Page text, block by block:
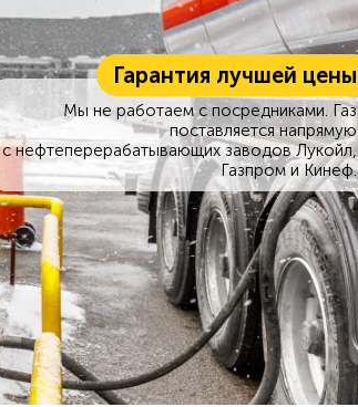
Гарантия лучшей цены
Мы не работаем с посредниками. Газ
поставляется напрямую
с нефтеперерабатывающих заводов Лукойл,
Газпром и Кинеф.